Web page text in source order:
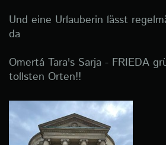
Und eine Urlauberin lässt
da
Omertá Tara's Sarja - FRIEDA
tollsten Orten!!